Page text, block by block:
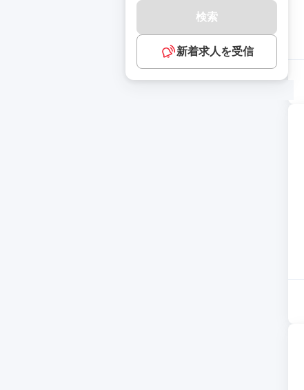
検索
新着求人を受信